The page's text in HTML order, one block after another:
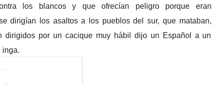
los blancos y que ofrecían peligro porque eran
dirigían los asaltos a los pueblos del sur, que mataban,
dirigidos por un cacique muy hábil dijo un Español a un
inga.